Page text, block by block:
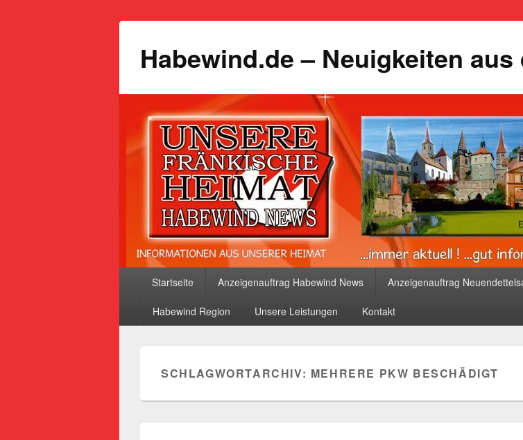
Habewind.de – Neuigkeiten
Startseite Anzeigenauftrag Habewind News Anzeigenauftrag
Habewind Region Unsere Leistungen Kontakt
SCHLAGWORTARCHIV: MEHRERE PKW BESCHÄDIGT